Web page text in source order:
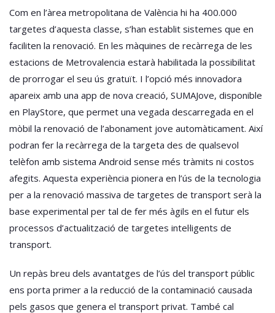
Com en l’àrea metropolitana de València hi ha 400.000
targetes d’aquesta classe, s’han establit sistemes que en
faciliten la renovació. En les màquines de recàrrega de les
estacions de Metrovalencia estarà habilitada la possibilitat
de prorrogar el seu ús gratuït. I l’opció més innovadora
apareix amb una app de nova creació, SUMAJove, disponible
en PlayStore, que permet una vegada descarregada en el
mòbil la renovació de l’abonament jove automàticament. Així
podran fer la recàrrega de la targeta des de qualsevol
telèfon amb sistema Android sense més tràmits ni costos
afegits. Aquesta experiència pionera en l’ús de la tecnologia
per a la renovació massiva de targetes de transport serà la
base experimental per tal de fer més àgils en el futur els
processos d’actualització de targetes intel·ligents de
transport.
Un repàs breu dels avantatges de l’ús del transport públic
ens porta primer a la reducció de la contaminació causada
pels gasos que genera el transport privat. També cal